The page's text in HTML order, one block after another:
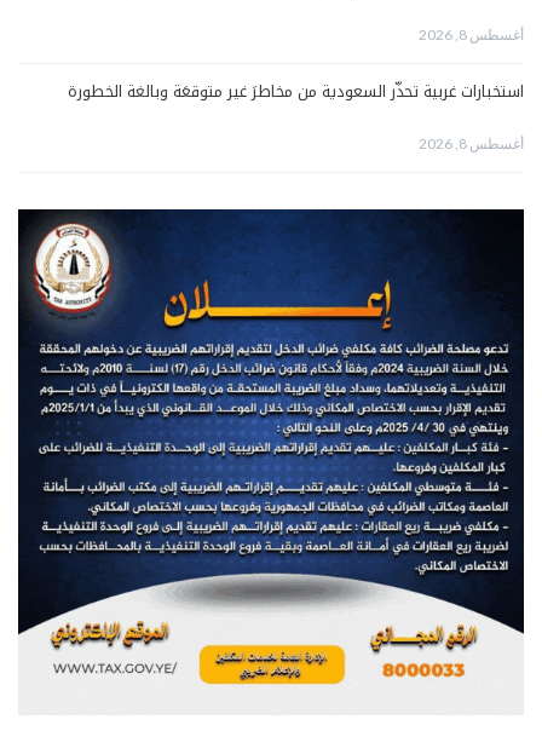
أغسطس 8, 2026
استخبارات غربية تحذّر السعودية من مخاطرَ غير متوقعَة وبالغة الخطورة
أغسطس 8, 2026